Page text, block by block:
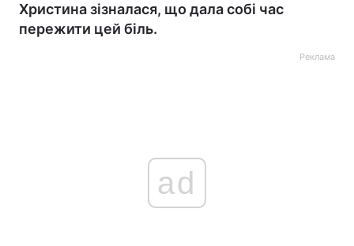
Христина зізналася, що дала собі час
пережити цей біль.
Реклама
ad